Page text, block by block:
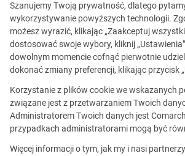
Ta oferta jest już
nieaktualna.
Zobacz podobne
Szanujemy Twoją prywatność, dlatego
wykorzystywanie powyższych technologii.
możesz wyrazić, klikając „Zaakceptuj
dostosować swoje wybory, kliknij
dowolnym momencie cofnąć pierwotnie
dokonać zmiany preferencji, klikając przycisk
Korzystanie z plików cookie we wskazanych
związane jest z przetwarzaniem Twoich
Administratorem Twoich danych jest
przypadkach administratorami mogą być
Więcej informacji o tym, jak my i nasi